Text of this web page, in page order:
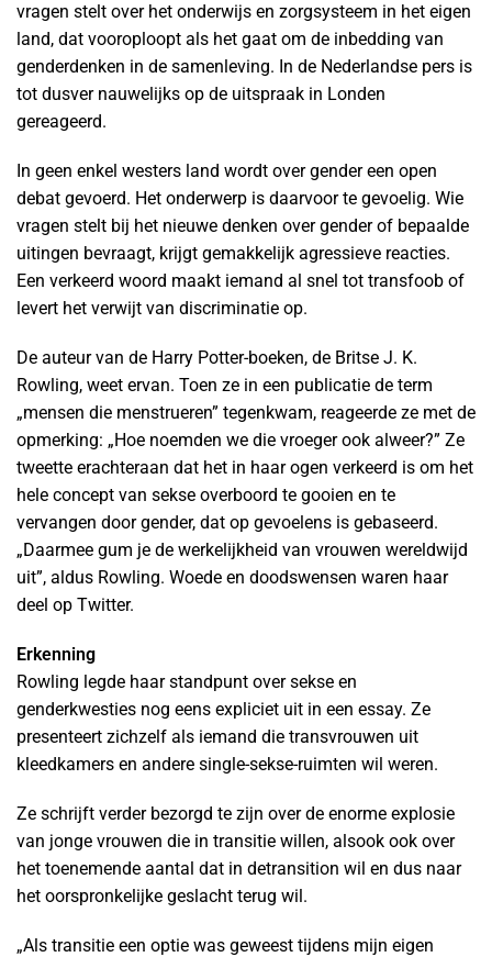
vragen stelt over het onderwijs en zorgsysteem in het eigen
land, dat vooroploopt als het gaat om de inbedding van
genderdenken in de samenleving. In de Nederlandse pers is
tot dusver nauwelijks op de uitspraak in Londen
gereageerd.
In geen enkel westers land wordt over gender een open
debat gevoerd. Het onderwerp is daarvoor te gevoelig. Wie
vragen stelt bij het nieuwe denken over gender of bepaalde
uitingen bevraagt, krijgt gemakkelijk agressieve reacties.
Een verkeerd woord maakt iemand al snel tot transfoob of
levert het verwijt van discriminatie op.
De auteur van de Harry Potter-boeken, de Britse J. K.
Rowling, weet ervan. Toen ze in een publicatie de term
„mensen die menstrueren” tegenkwam, reageerde ze met de
opmerking: „Hoe noemden we die vroeger ook alweer?” Ze
tweette erachteraan dat het in haar ogen verkeerd is om het
hele concept van sekse overboord te gooien en te
vervangen door gender, dat op gevoelens is gebaseerd.
„Daarmee gum je de werkelijkheid van vrouwen wereldwijd
uit”, aldus Rowling. Woede en doodswensen waren haar
deel op Twitter.
Erkenning
Rowling legde haar standpunt over sekse en
genderkwesties nog eens expliciet uit in een essay. Ze
presenteert zichzelf als iemand die transvrouwen uit
kleedkamers en andere single-sekse-ruimten wil weren.
Ze schrijft verder bezorgd te zijn over de enorme explosie
van jonge vrouwen die in transitie willen, alsook ook over
het toenemende aantal dat in detransition wil en dus naar
het oorspronkelijke geslacht terug wil.
„Als transitie een optie was geweest tijdens mijn eigen